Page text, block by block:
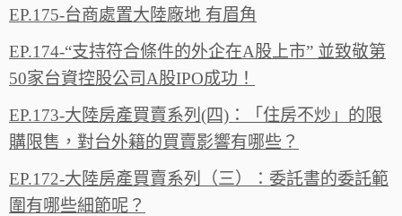
EP.175-台商處置大陸廠地 有眉角
EP.174-“支持符合條件的外企在A股上市” 並致敬第
50家台資控股公司A股IPO成功！
EP.173-大陸房產買賣系列(四)：「住房不炒」的限
購限售，對台外籍的買賣影響有哪些？
EP.172-大陸房產買賣系列（三）：委託書的委託範
圍有哪些細節呢？